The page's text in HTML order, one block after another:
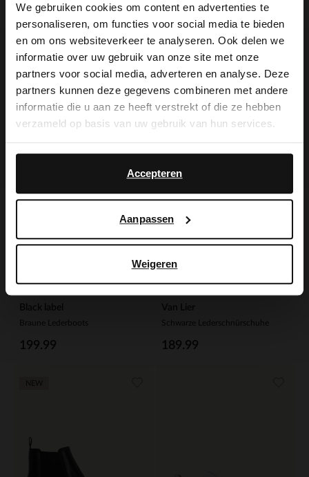
We gebruiken cookies om content en advertenties te
personaliseren, om functies voor social media te bieden
en om ons websiteverkeer te analyseren. Ook delen we
informatie over uw gebruik van onze site met onze
partners voor social media, adverteren en analyse. Deze
partners kunnen deze gegevens combineren met andere
informatie die u aan ze heeft verstrekt of die ze hebben
verzameld op basis van uw gebruik van hun services.
Accepteren
Aanpassen
Weigeren
Manfield
109.99
Manfield
Beigefarbene Veloursleder-Clogs
99.99
Black label
Braune Lederboots
199.99
Van Lier
Schwarze Lederschnürschuhe
189.99
×
View this website in English?
It looks like your language isn't Dutch. Would
you like to switch to English?
English